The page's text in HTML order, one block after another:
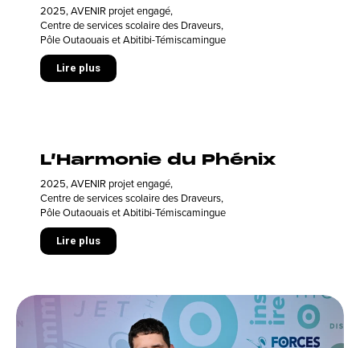
2025,AVENIR projet engagé,
Centre de services scolaire des Draveurs,
Pôle Outaouais et Abitibi-Témiscamingue
Lire plus
L’Harmonie du Phénix
2025,AVENIR projet engagé,
Centre de services scolaire des Draveurs,
Pôle Outaouais et Abitibi-Témiscamingue
Lire plus